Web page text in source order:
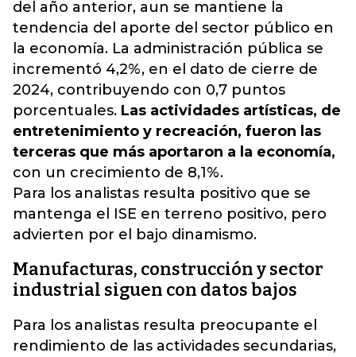
del año anterior, aun se mantiene la
tendencia del aporte del sector público en
la economía. La administración pública se
incrementó 4,2%, en el dato de cierre de
2024, contribuyendo con 0,7 puntos
porcentuales. Las actividades artísticas, de
entretenimiento y recreación, fueron las
terceras que más aportaron a la economía,
con un crecimiento de 8,1%.
Para los analistas resulta positivo que se
mantenga el ISE en terreno positivo, pero
advierten por el bajo dinamismo.
Manufacturas, construcción y sector
industrial siguen con datos bajos
Para los analistas resulta preocupante el
rendimiento de las actividades secundarias,